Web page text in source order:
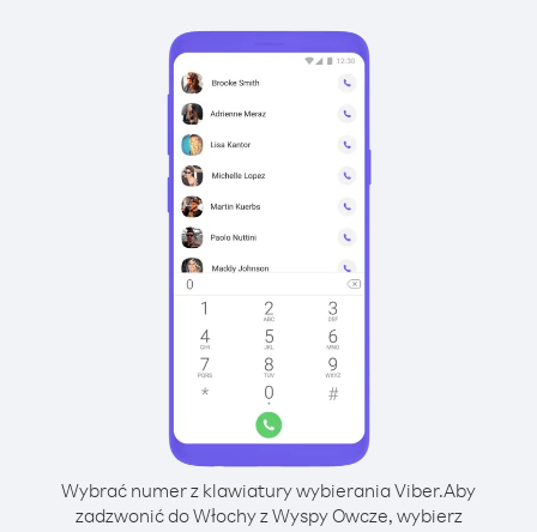
Wybrać numer z klawiatury wybierania Viber.Aby
zadzwonić do Włochy z Wyspy Owcze, wybierz